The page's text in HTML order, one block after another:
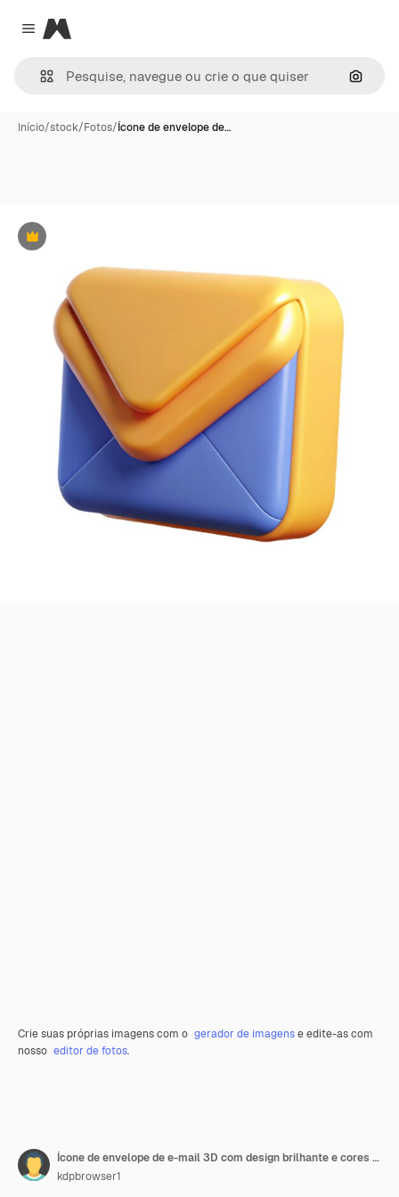
Close menu
Magnific
Início/stock/Fotos/Ícone de envelope de…
Premium
Crie suas próprias imagens com o gerador de imagense edite-as com
nosso editor de fotos.
Ícone de envelope de e-mail 3D com design brilhante e cores vibrantes para mensagens e comunicação digitais
kdpbrowser1